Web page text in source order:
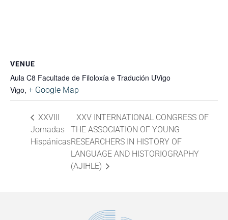
VENUE
Aula C8 Facultade de Filoloxía e Tradución UVigo
Vigo, + Google Map
XXVIII
Jornadas
Hispánicas
XXV INTERNATIONAL CONGRESS OF
THE ASSOCIATION OF YOUNG
RESEARCHERS IN HISTORY OF
LANGUAGE AND HISTORIOGRAPHY
(AJIHLE)